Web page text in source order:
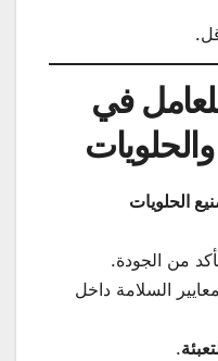
في
الحلويات
من الجودة.
السلامة داخل
.